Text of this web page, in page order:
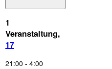
1
Veranstaltung,
17
21:00 - 4:00